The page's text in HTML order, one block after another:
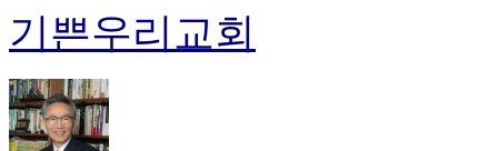
리
스
기
가
평
기쁜우리교회